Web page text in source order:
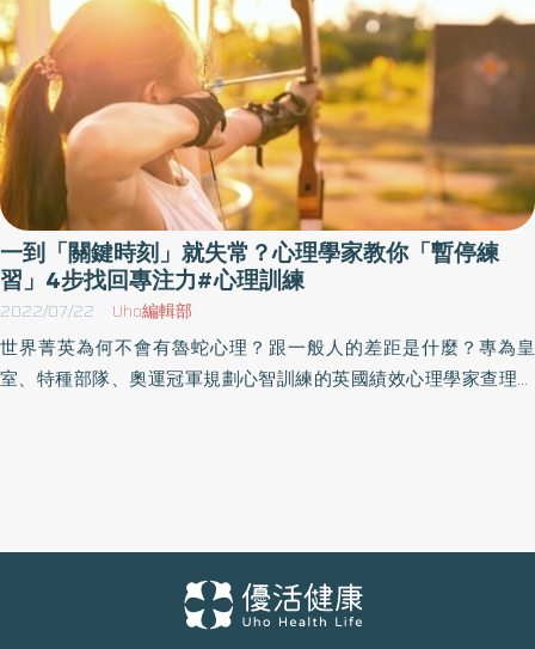
一到「關鍵時刻」就失常？心理學家教你「暫停練
習」4步找回專注力#心理訓練
2022/07/22 Uho編輯部
世界菁英為何不會有魯蛇心理？跟一般人的差距是什麼？專為皇
室、特種部隊、奧運冠軍規劃心智訓練的英國績效心理學家查理．